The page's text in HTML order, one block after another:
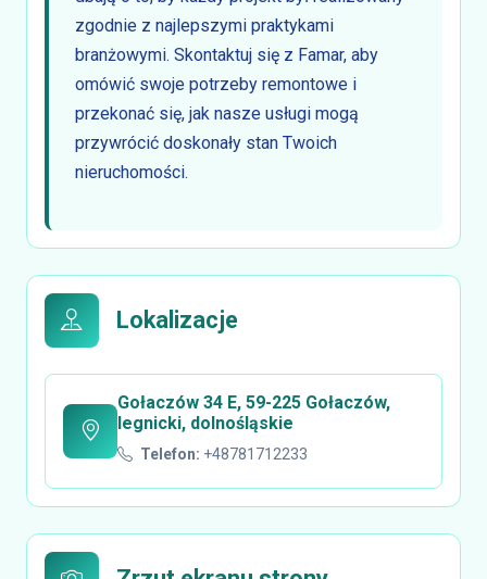
zgodnie z najlepszymi praktykami
branżowymi. Skontaktuj się z Famar, aby
omówić swoje potrzeby remontowe i
przekonać się, jak nasze usługi mogą
przywrócić doskonały stan Twoich
nieruchomości.
Lokalizacje
Gołaczów 34 E, 59-225 Gołaczów,
legnicki, dolnośląskie
Telefon: +48781712233